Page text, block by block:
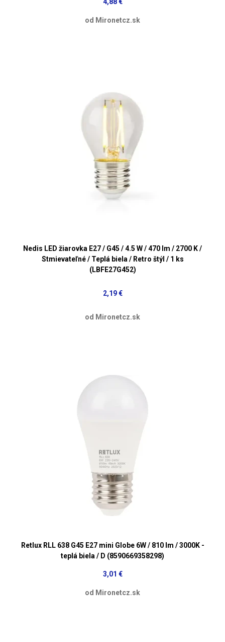
4,88 €
od Mironetcz.sk
Nedis LED žiarovka E27 / G45 / 4.5 W / 470 lm / 2700 K /
Stmievateľné / Teplá biela / Retro štýl / 1 ks
(LBFE27G452)
2,19 €
od Mironetcz.sk
Retlux RLL 638 G45 E27 mini Globe 6W / 810 lm / 3000K -
teplá biela / D (8590669358298)
3,01 €
od Mironetcz.sk